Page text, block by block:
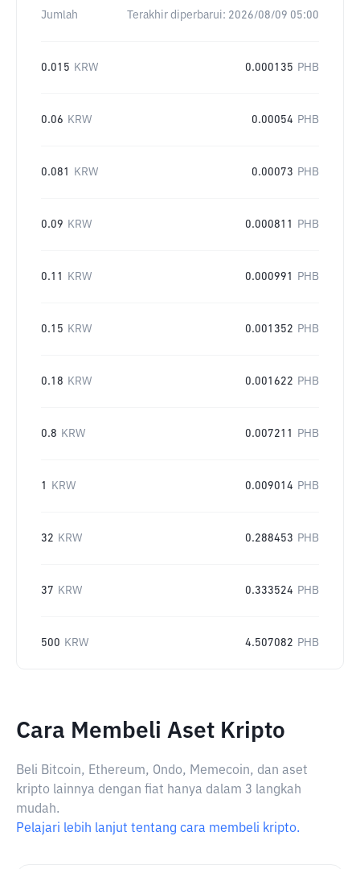
Jumlah Terakhir diperbarui: 2026/08/09 05:00
0.015 KRW 0.000135 PHB
0.06 KRW 0.00054 PHB
0.081 KRW 0.00073 PHB
0.09 KRW 0.000811 PHB
0.11 KRW 0.000991 PHB
0.15 KRW 0.001352 PHB
0.18 KRW 0.001622 PHB
0.8 KRW 0.007211 PHB
1 KRW 0.009014 PHB
32 KRW 0.288453 PHB
37 KRW 0.333524 PHB
500 KRW 4.507082 PHB
Cara Membeli Aset Kripto
Beli Bitcoin, Ethereum, Ondo, Memecoin, dan aset
kripto lainnya dengan fiat hanya dalam 3 langkah
mudah.
Pelajari lebih lanjut tentang cara membeli kripto.